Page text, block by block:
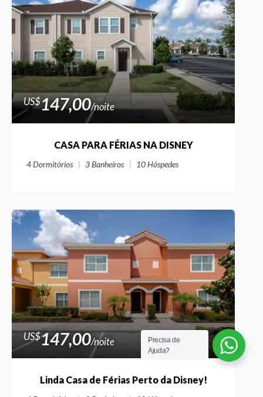
US$147,00/noite
CASA PARA FÉRIAS NA DISNEY
4Dormitórios 3Banheiros 10Hóspedes
US$147,00/noite
Linda Casa de Férias Perto da Disney!
Precisa de
Ajuda?